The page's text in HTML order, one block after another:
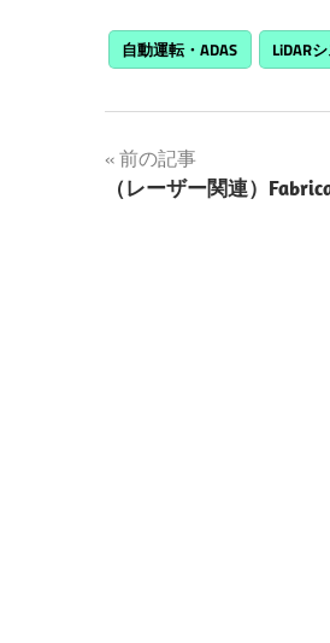
自動運転・ADAS LiDAR
投
稿
前の記事
（レーザー関連）